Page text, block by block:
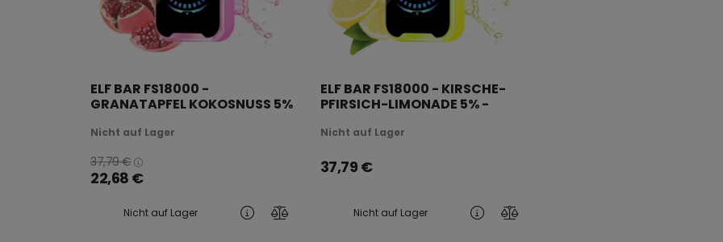
ELF BAR FS18000 -
GRANATAPFEL KOKOSNUSS 5%
Nicht auf Lager
37,79€
22,68 €
Nicht auf Lager
ELF BAR FS18000 - KIRSCHE-
PFIRSICH-LIMONADE 5% -
Nicht auf Lager
37,79 €
Nicht auf Lager